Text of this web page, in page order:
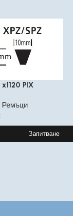
PIX
Ремъци
Запитване